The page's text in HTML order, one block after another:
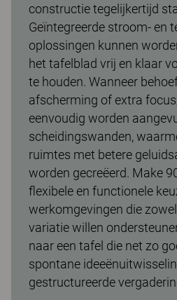
constructie tegelijkertijd
Geïntegreerde stroom- en
oplossingen kunnen
het tafelblad vrij en klaar
te houden. Wanneer
afscherming of extra
eenvoudig worden
scheidingswanden,
ruimtes met betere
worden gecreëerd. Make
flexibele en functionele
werkomgevingen die
variatie willen
naar een tafel die net zo
spontane
gestructureerde